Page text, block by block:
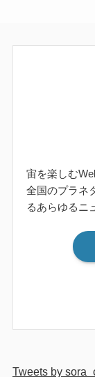
宙を楽しむ
全国のプラネ
るあらゆるニ
Tweets by